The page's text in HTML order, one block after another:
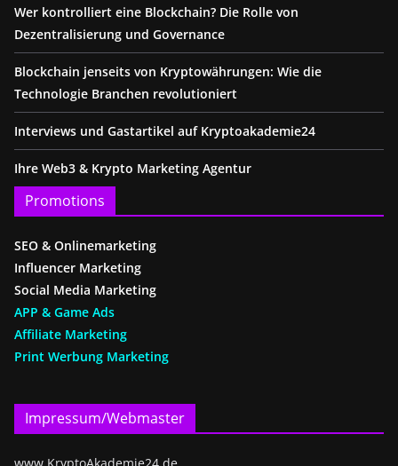
Wer kontrolliert eine Blockchain? Die Rolle von
Dezentralisierung und Governance
Blockchain jenseits von Kryptowährungen: Wie die
Technologie Branchen revolutioniert
Interviews und Gastartikel auf Kryptoakademie24
Ihre Web3 & Krypto Marketing Agentur
Promotions
SEO & Onlinemarketing
Influencer Marketing
Social Media Marketing
APP & Game Ads
Affiliate Marketing
Print Werbung Marketing
Impressum/Webmaster